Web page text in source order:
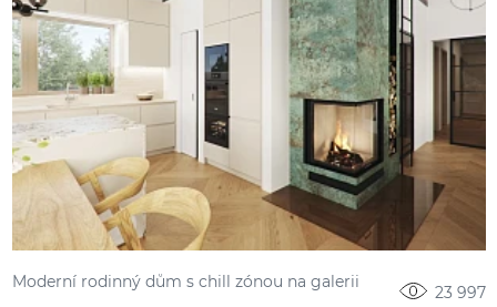
Moderní rodinný dům s chill zónou na galerii
23 997